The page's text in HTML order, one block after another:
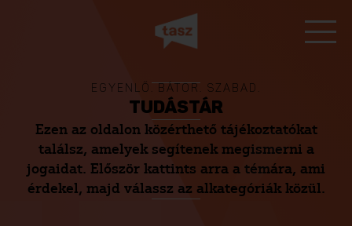
EGYENLŐ. BÁTOR. SZABAD.
TUDÁSTÁR
Ezen az oldalon közérthető tájékoztatókat
találsz, amelyek segítenek megismerni a
jogaidat. Először kattints arra a témára, ami
érdekel, majd válassz az alkategóriák közül.